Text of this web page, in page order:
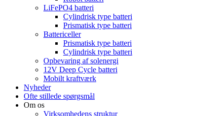
LiFePO4 batteri
Cylindrisk type batteri
Prismatisk type batteri
Battericeller
Prismatisk type batteri
Cylindrisk type batteri
Opbevaring af solenergi
12V Deep Cycle batteri
Mobilt kraftværk
Nyheder
Ofte stillede spørgsmål
Om os
Virksomhedens struktur